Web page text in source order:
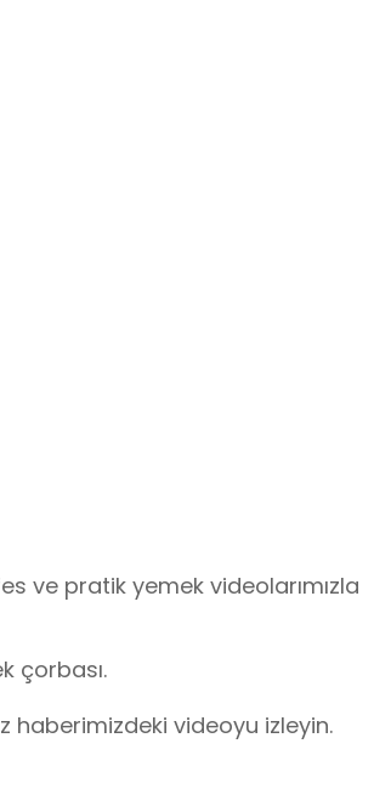
ve pratik yemek videolarımızla
çorbası.
haberimizdeki videoyu izleyin.